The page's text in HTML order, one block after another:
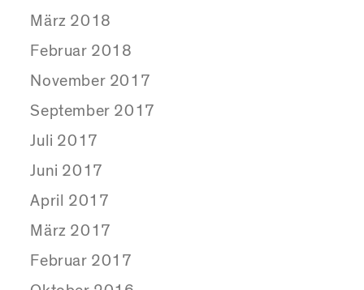
März 2018
Februar 2018
November 2017
September 2017
Juli 2017
Juni 2017
April 2017
März 2017
Februar 2017